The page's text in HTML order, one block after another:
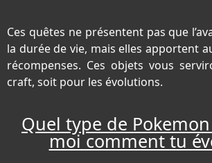
Ces quêtes ne présentent pas que
la durée de vie, mais elles apportent
récompenses. Ces objets vous
craft, soit pour les évolutions.
Quel type de
moi comment tu